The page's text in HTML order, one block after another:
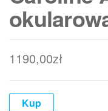
1190,00zł
Kup